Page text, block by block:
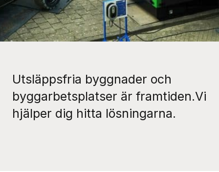
Utsläppsfria byggnader och
byggarbetsplatser är framtiden.Vi
hjälper dig hitta lösningarna.